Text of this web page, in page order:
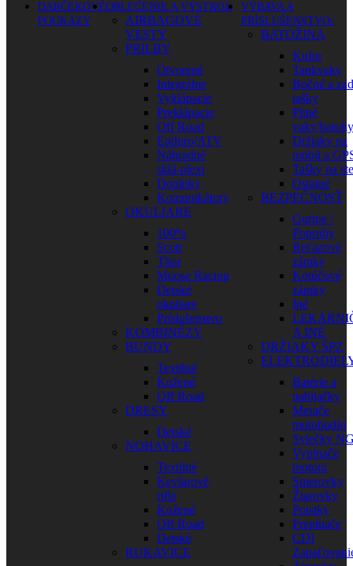
DARČEKOVÉ
POUKAZY
OBLEČENIE A VÝSTROJ
AIRBAGOVÉ
VESTY
PRILBY
Otvorené
Integrálne
Vyklápacie
Preklápacie
Off Road
Enduro/ATV
Náhradné
sklá-plexi
Doplnky
Komunikátory
OKULIARE
100%
Scott
Thor
Moose Racing
Detské
okuliare
Príslušenstvo
KOMBINÉZY
BUNDY
Textilné
Kožené
Off Road
DRESY
Detské
NOHAVICE
Textilné
Kevlarové
rifle
Kožené
Off Road
Detské
RUKAVICE
VÝBAVA A
PRÍSLUŠENSTVO
BATOŽINA
Kufre
Tankvaky
Bočné a
tašky
Pitné
vaky/batohy
Držiaky na
mobil a
Tašky na
Ostatné
BEZPEČNOSŤ
Gurtne /
Popruhy
Reťazové
zámky
Kotúčové
zámky
Iné
A INÉ
DRŽIAKY ŠPZ
Batérie a
nabíjačky
Merače
motohodín
Sviečky
Vypínače
motora
Smerovky
Žiarovky
Poistky
Prepínače
CDI